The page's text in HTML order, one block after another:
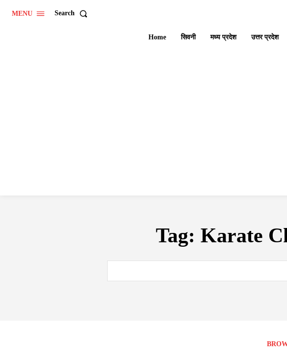
MENU Search
Home सिवनी मध्य प्रदेश उत्तर प्रदेश
Tag: Karate